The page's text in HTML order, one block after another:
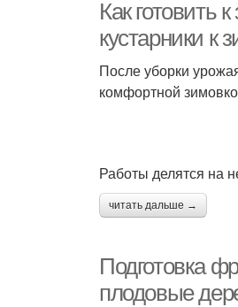
Как готовить
кустарники к
После уборки
комфортной
Работы делятся на
читать дальше →
Подготовка
плодовые